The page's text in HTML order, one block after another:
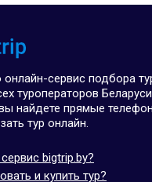
онлайн-сервис подбора
туроператоров
найдете прямые
тур онлайн.
bigtrip.by?
и купить тур?